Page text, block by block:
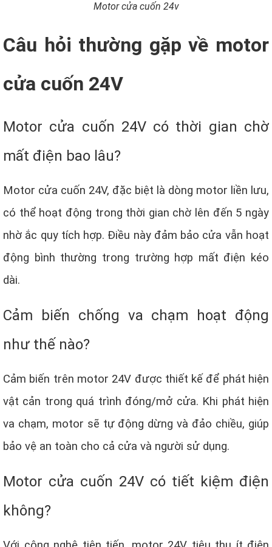
Motor cửa cuốn 24v
Câu hỏi thường gặp về motor
cửa cuốn 24V
Motor cửa cuốn 24V có thời gian chờ
mất điện bao lâu?
Motor cửa cuốn 24V, đặc biệt là dòng motor liền lưu,
có thể hoạt động trong thời gian chờ lên đến 5 ngày
nhờ ắc quy tích hợp. Điều này đảm bảo cửa vẫn hoạt
động bình thường trong trường hợp mất điện kéo
dài.
Cảm biến chống va chạm hoạt động
như thế nào?
Cảm biến trên motor 24V được thiết kế để phát hiện
vật cản trong quá trình đóng/mở cửa. Khi phát hiện
va chạm, motor sẽ tự động dừng và đảo chiều, giúp
bảo vệ an toàn cho cả cửa và người sử dụng.
Motor cửa cuốn 24V có tiết kiệm điện
không?